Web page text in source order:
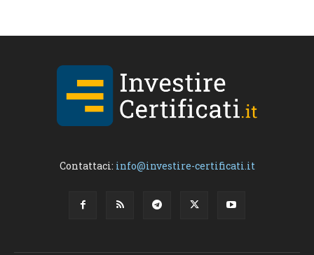
Contattaci: info@investire-certificati.it